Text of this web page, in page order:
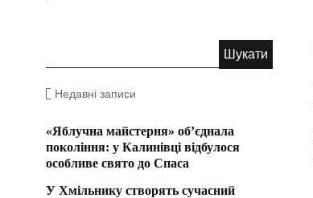
Недавні записи
«Яблучна майстерня» об’єднала
покоління: у Калинівці відбулося
особливе свято до Спаса
У Хмільнику створять сучасний